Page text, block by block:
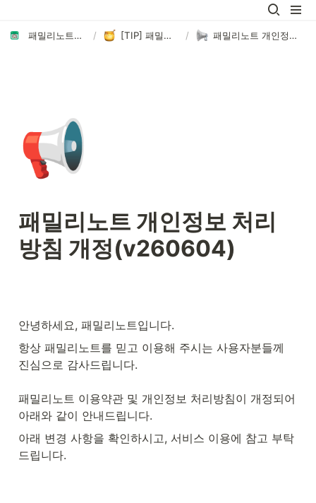
패밀리노트에 오신 것을 환영합니다👏🏻 / [TIP] 패밀리노트 이용 꿀팁 / 패밀리노트 개인정보 처리방침 개정(v260604)
📢
패밀리노트 개인정보 처리
방침 개정(v260604)
안녕하세요, 패밀리노트입니다.
항상 패밀리노트를 믿고 이용해 주시는 사용자분들께
진심으로 감사드립니다.
패밀리노트 이용약관 및 개인정보 처리방침이 개정되어
아래와 같이 안내드립니다.
아래 변경 사항을 확인하시고, 서비스 이용에 참고 부탁
드립니다.